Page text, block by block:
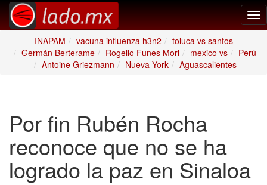
INAPAM
vacuna influenza h3n2
toluca vs santos
Germán Berterame
Rogelio Funes Mori mexico vs
Perú
Antoine Griezmann
Nueva York Aguascalientes
Por fin Rubén Rocha
reconoce que no se ha
logrado la paz en Sinaloa